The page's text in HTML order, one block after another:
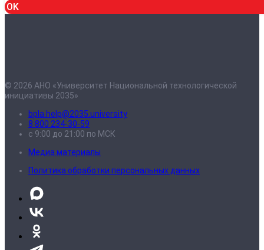
OK
© 2026 АНО «Университет Национальной технологической
инициативы 2035»
bpla.help@2035.university
8 800 234-30-59
с 9:00 до 21:00 по МСК
Медиа материалы
Политика обработки персональных данных